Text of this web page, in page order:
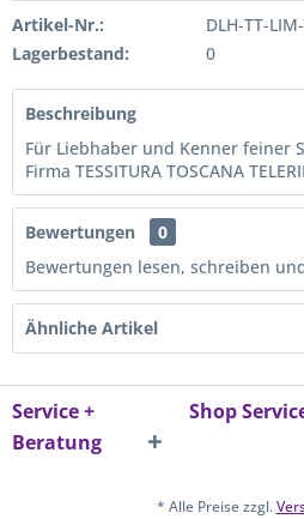
Artikel-Nr.:
DLH-TT-
Lagerbestand:
0
Beschreibung
Für Liebhaber und Kenner feiner
Firma TESSITURA TOSCANA
Bewertungen
0
Bewertungen lesen, schreiben
Ähnliche Artikel
Service +
Beratung
Shop
* Alle Preise zzgl.